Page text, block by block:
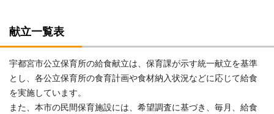
献立一覧表
宇都宮市公立保育所の給食献立は、保育課が示す統一献立を基準
とし、各公立保育所の食育計画や食材納入状況などに応じて給食
を実施しています。
また、本市の民間保育施設には、希望調査に基づき、毎月、給食